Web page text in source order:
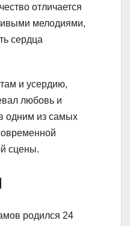
отличается
мелодиями,
сердца
и усердию,
любовь и
одним из самых
сцены.
родился 24